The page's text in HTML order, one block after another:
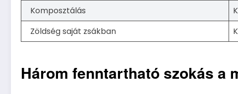
Komposztálás
Zöldség saját zsákban
Három fenntartható szokás a